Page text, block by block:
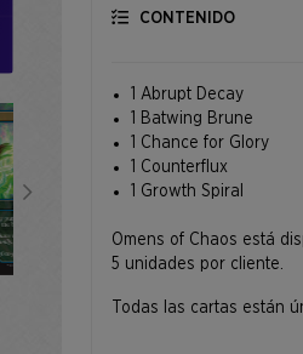
cada lección viene
CONTENIDO
1 Abrupt Decay
1 Batwing Brune
1 Chance for Glory
1 Counterflux
1 Growth Spiral
Omens of Chaos está
5 unidades por cliente.
Todas las cartas están